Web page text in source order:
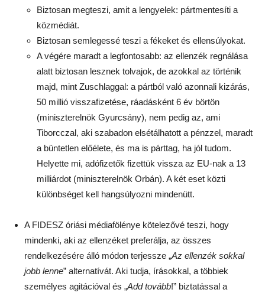
Biztosan megteszi, amit a lengyelek: pártmentesíti a
közmédiát.
Biztosan semlegessé teszi a fékeket és ellensúlyokat.
A végére maradt a legfontosabb: az ellenzék regnálása
alatt biztosan lesznek tolvajok, de azokkal az történik
majd, mint Zuschlaggal: a pártból való azonnali kizárás,
50 millió visszafizetése, ráadásként 6 év börtön
(miniszterelnök Gyurcsány), nem pedig az, ami
Tiborcczal, aki szabadon elsétálhatott a pénzzel, maradt
a büntetlen előélete, és ma is párttag, ha jól tudom.
Helyette mi, adófizetők fizettük vissza az EU-nak a 13
milliárdot (miniszterelnök Orbán). A két eset közti
különbséget kell hangsúlyozni mindenütt.
A FIDESZ óriási médiafölénye kötelezővé teszi, hogy
mindenki, aki az ellenzéket preferálja, az összes
rendelkezésére álló módon terjessze „Az ellenzék sokkal
jobb lenne” alternatívát. Aki tudja, írásokkal, a többiek
személyes agitációval és „Add tovább!” biztatással a